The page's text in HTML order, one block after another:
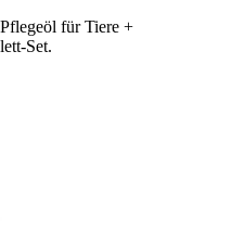
für Tiere +
Set.